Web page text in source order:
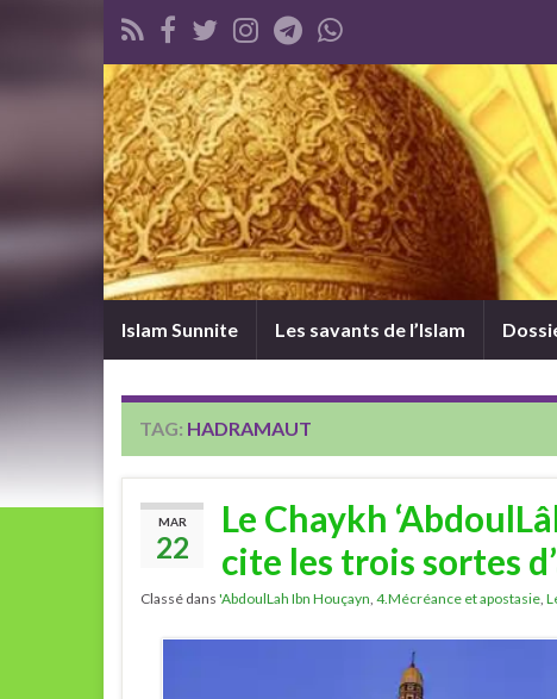
Islam Sunnite Les savants de l’Islam
TAG: HADRAMAUT
MAR
22
Le Chaykh
cite les trois sortes
Classé dans 'AbdoulLah Ibn Houçayn, 4.Mécréance et apostasie,